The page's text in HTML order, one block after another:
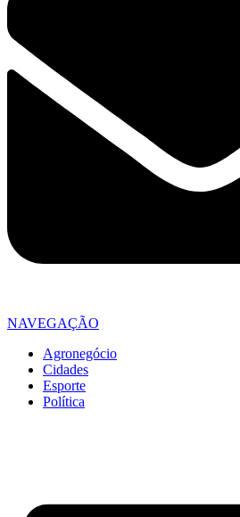
NAVEGAÇÃO
Agronegócio
Cidades
Esporte
Política